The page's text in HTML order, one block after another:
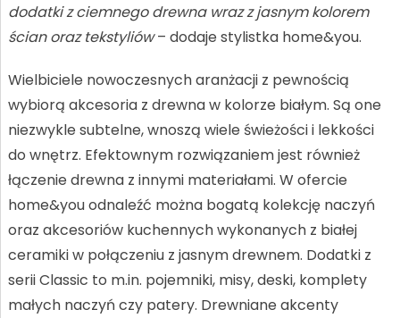
dodatki z ciemnego drewna wraz z jasnym kolorem
ścian oraz tekstyliów– dodaje stylistka home&you.
Wielbiciele nowoczesnych aranżacji z pewnością
wybiorą akcesoria z drewna w kolorze białym. Są one
niezwykle subtelne, wnoszą wiele świeżości i lekkości
do wnętrz. Efektownym rozwiązaniem jest również
łączenie drewna z innymi materiałami. W ofercie
home&you odnaleźć można bogatą kolekcję naczyń
oraz akcesoriów kuchennych wykonanych z białej
ceramiki w połączeniu z jasnym drewnem. Dodatki z
serii Classic to m.in. pojemniki, misy, deski, komplety
małych naczyń czy patery. Drewniane akcenty